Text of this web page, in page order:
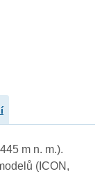
m n. m.).
(ICON,